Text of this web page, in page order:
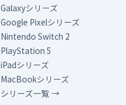
Galaxyシリーズ
Google Pixelシリーズ
Nintendo Switch 2
PlayStation 5
iPadシリーズ
MacBookシリーズ
シリーズ一覧 →